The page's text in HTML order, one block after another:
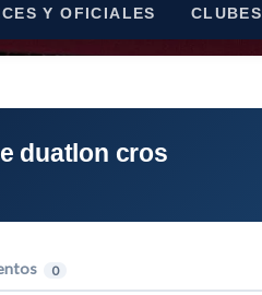
Y OFICIALES CLUBES
duatlon cros
0